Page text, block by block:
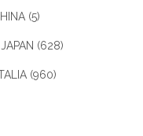
(5)
(628)
(960)